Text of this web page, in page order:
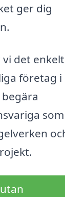
ger dig
det enkelt
företag i
som